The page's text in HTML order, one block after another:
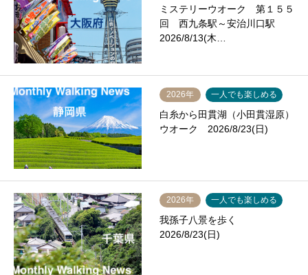
ミステリーウオーク 第１５５
回 西九条駅～安治川口駅
2026/8/13(木…
2026年 一人でも楽しめる
白糸から田貫湖（小田貫湿原）
ウオーク 2026/8/23(日)
2026年 一人でも楽しめる
我孫子八景を歩く
2026/8/23(日)